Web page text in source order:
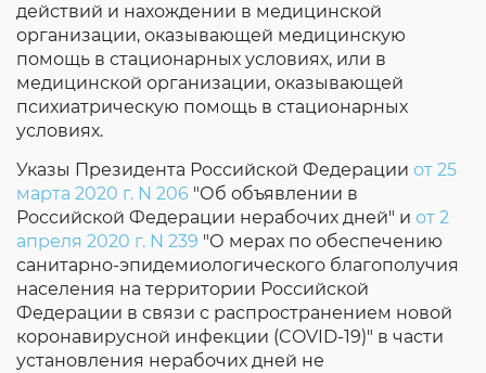
действий и нахождении в медицинской
организации, оказывающей медицинскую
помощь в стационарных условиях, или в
медицинской организации, оказывающей
психиатрическую помощь в стационарных
условиях.
Указы Президента Российской Федерации от 25
марта 2020 г. N 206 "Об объявлении в
Российской Федерации нерабочих дней" и от 2
апреля 2020 г. N 239 "О мерах по обеспечению
санитарно-эпидемиологического благополучия
населения на территории Российской
Федерации в связи с распространением новой
коронавирусной инфекции (COVID-19)" в части
установления нерабочих дней не